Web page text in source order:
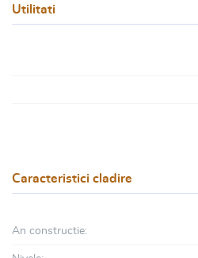
Utilitati
Caracteristici cladire
An constructie: